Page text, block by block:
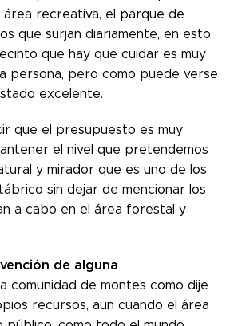
recreativa, el parque de
que surjan diariamente, en esto
que hay que cuidar es muy
persona, pero como puede verse
excelente.
que el presupuesto es muy
el nivel que pretendemos
y mirador que es uno de los
sin dejar de mencionar los
a cabo en el área forestal y
de alguna
comunidad de montes como dije
recursos, aun cuando el área